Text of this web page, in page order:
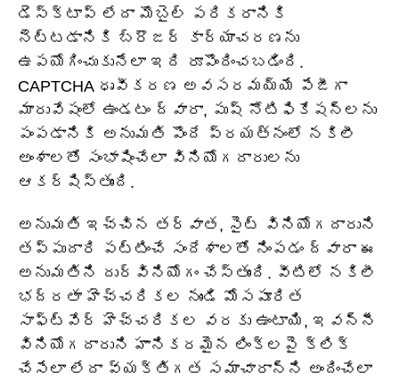
డెస్క్‌టాప్ లేదా మొబైల్ పరికరానికి
నెట్టడానికి బ్రౌజర్ కార్యాచరణను
ఉపయోగించుకునేలా ఇది రూపొందించబడింది.
CAPTCHA ధృవీకరణ అవసరమయ్యే పేజీగా
మారువేషంలో ఉండటం ద్వారా, పుష్ నోటిఫికేషన్‌లను
పంపడానికి అనుమతి పొందే ప్రయత్నంలో నకిలీ
అంశాలతో సంభాషించేలా వినియోగదారులను
ఆకర్షిస్తుంది.
అనుమతి ఇచ్చిన తర్వాత, సైట్ వినియోగదారుని
తప్పుదారి పట్టించే సందేశాలతో నింపడం ద్వారా ఈ
అనుమతిని దుర్వినియోగం చేస్తుంది. వీటిలో నకిలీ
భద్రతా హెచ్చరికల నుండి మోసపూరిత
సాఫ్ట్‌వేర్ హెచ్చరికల వరకు ఉంటాయి, ఇవన్నీ
వినియోగదారుని హానికరమైన లింక్‌లపై క్లిక్
చేసేలా లేదా వ్యక్తిగత సమాచారాన్ని అందించేలా